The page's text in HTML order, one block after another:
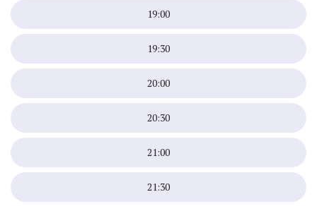
19:00
19:30
20:00
20:30
21:00
21:30